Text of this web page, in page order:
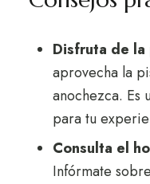
Disfruta de la
aprovecha la
anochezca. Es
para tu
Consulta el
Infórmate